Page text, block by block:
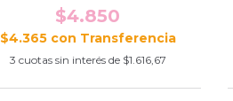
$4.850
$4.365 con
3 cuotas sin interés de $1.616,67